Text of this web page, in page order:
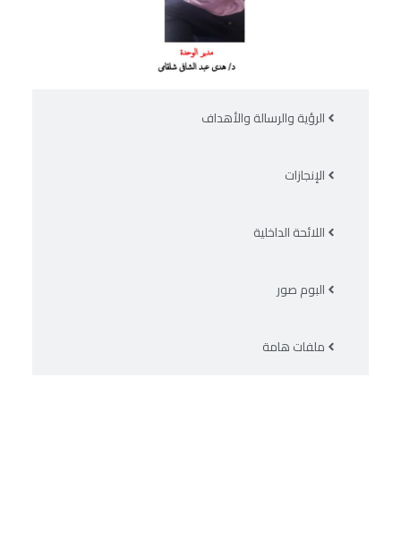
الرؤية والرسالة والأهداف
الإنجازات
اللائحة الداخلية
البوم صور
ملفات هامة